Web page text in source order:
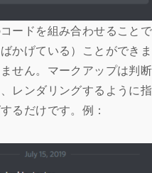
ードを組み合わせること
かげている）ことができ
せん。マークアップは判
レンダリングするように
るだけです。例：